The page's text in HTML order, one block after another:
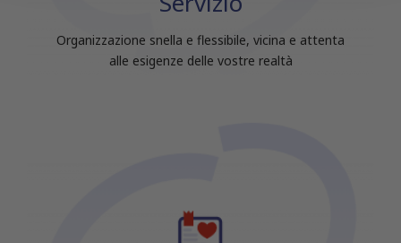
raccolto dal tuo utilizzo dei loro servizi.
Organizzazione snella e flessibile, vicina e attenta
alle esigenze delle vostre realtà